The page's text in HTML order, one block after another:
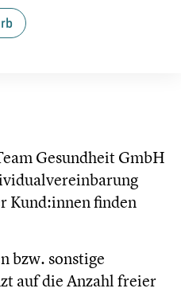
Gesundheit GmbH
Kund:innen finden
bzw. sonstige
auf die Anzahl freier